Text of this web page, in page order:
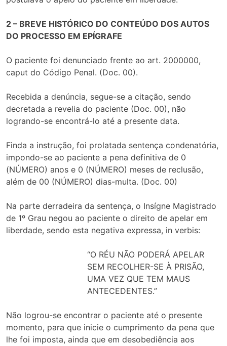
2 – BREVE HISTÓRICO DO CONTEÚDO DOS AUTOS
DO PROCESSO EM EPÍGRAFE
O paciente foi denunciado frente ao art. 2000000,
caput do Código Penal. (Doc. 00).
Recebida a denúncia, segue-se a citação, sendo
decretada a revelia do paciente (Doc. 00), não
logrando-se encontrá-lo até a presente data.
Finda a instrução, foi prolatada sentença condenatória,
impondo-se ao paciente a pena definitiva de 0
(NÚMERO) anos e 0 (NÚMERO) meses de reclusão,
além de 00 (NÚMERO) dias-multa. (Doc. 00)
Na parte derradeira da sentença, o Insígne Magistrado
de 1º Grau negou ao paciente o direito de apelar em
liberdade, sendo esta negativa expressa, in verbis:
“O RÉU NÃO PODERÁ APELAR
SEM RECOLHER-SE À PRISÃO,
UMA VEZ QUE TEM MAUS
ANTECEDENTES.”
Não logrou-se encontrar o paciente até o presente
momento, para que inicie o cumprimento da pena que
lhe foi imposta, ainda que em desobediência aos